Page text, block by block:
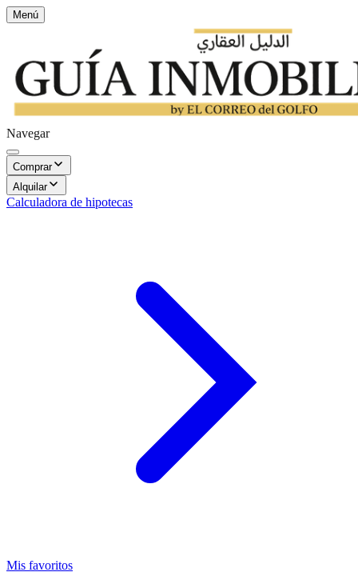
Menú
Navegar
Comprar
Alquilar
Calculadora de hipotecas
Mis favoritos